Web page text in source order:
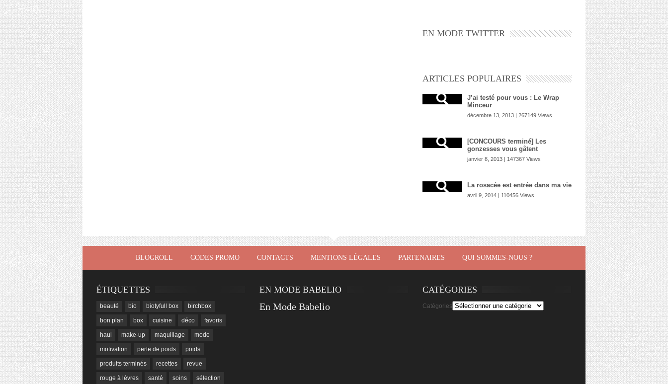
EN MODE TWITTER
ARTICLES POPULAIRES
J’ai testé pour vous : Le Wrap
Minceur
décembre 13, 2013 | 267149 Views
[CONCOURS terminé] Les
gonzesses vous gâtent
janvier 8, 2013 | 147367 Views
La rosacée est entrée dans ma vie
avril 9, 2014 | 110456 Views
BLOGROLL CODES PROMO CONTACTS MENTIONS LÉGALES PARTENAIRES QUI SOMMES-NOUS ?
ÉTIQUETTES
beauté bio biotyfull box birchbox
bon plan box cuisine déco favoris
haul make-up maquillage mode
motivation perte de poids poids
produits terminés recettes revue
rouge à lèvres santé soins sélection
EN MODE BABELIO
En Mode Babelio
CATÉGORIES
Catégories